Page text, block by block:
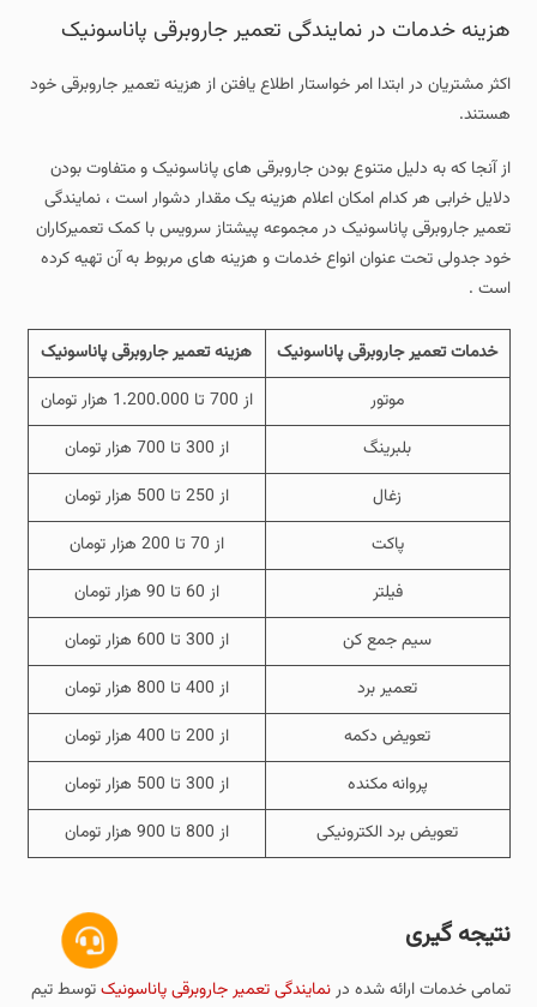
هزینه خدمات در نمایندگی تعمیر جاروبرقی پاناسونیک
اکثر مشتریان در ابتدا امر خواستار اطلاع یافتن از هزینه تعمیر جاروبرقی خود
هستند.
از آنجا که به دلیل متنوع بودن جاروبرقی های پاناسونیک و متفاوت بودن
دلایل خرابی هر کدام امکان اعلام هزینه یک مقدار دشوار است ، نمایندگی
تعمیر جاروبرقی پاناسونیک در مجموعه پیشتاز سرویس با کمک تعمیرکاران
خود جدولی تحت عنوان انواع خدمات و هزینه های مربوط به آن تهیه کرده
است .
خدمات تعمیر جاروبرقی پاناسونیک
هزینه تعمیر جاروبرقی پاناسونیک
موتور
از 700 تا 1.200.000 هزار تومان
بلبرینگ
از 300 تا 700 هزار تومان
زغال
از 250 تا 500 هزار تومان
پاکت
از 70 تا 200 هزار تومان
فیلتر
از 60 تا 90 هزار تومان
سیم جمع کن
از 300 تا 600 هزار تومان
تعمیر برد
از 400 تا 800 هزار تومان
تعویض دکمه
از 200 تا 400 هزار تومان
پروانه مکنده
از 300 تا 500 هزار تومان
تعویض برد الکترونیکی
از 800 تا 900 هزار تومان
نتیجه گیری
تمامی خدمات ارائه شده درنمایندگی تعمیر جاروبرقی پاناسونیکتوسط تیم